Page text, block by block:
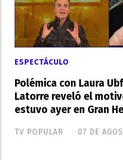
Polémica con Laura
Latorre reveló el
estuvo ayer en Gran
TV POPULAR
ESPECTÁCULO
07 DE